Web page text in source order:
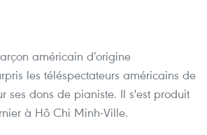
américain d’origine
les téléspectateurs américains de
ses dons de pianiste. Il s'est produit
à Hô Chi Minh-Ville.